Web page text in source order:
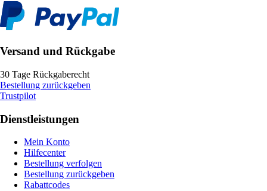
Versand und Rückgabe
30 Tage Rückgaberecht
Bestellung zurückgeben
Trustpilot
Dienstleistungen
Mein Konto
Hilfecenter
Bestellung verfolgen
Bestellung zurückgeben
Rabattcodes